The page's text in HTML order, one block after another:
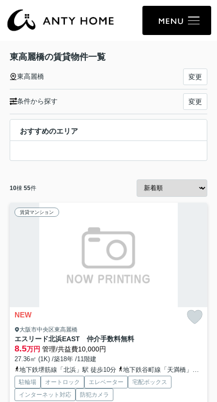
東高麗橋の賃貸物件一覧
東高麗橋 変更
条件から探す 変更
おすすめのエリア
10棟 55件
賃貸マンション
NEW
大阪市中央区東高麗橋
エスリード北浜EAST 仲介手数料無料
8.5万円 管理/共益費10,000円
27.36㎡ (1K) /築18年 /11階建
地下鉄堺筋線「北浜」駅 徒歩10分
地下鉄谷町線「天満橋」駅 徒歩10分
駐輪場 オートロック エレベーター
宅配ボックス
インターネット対応
防犯カメラ